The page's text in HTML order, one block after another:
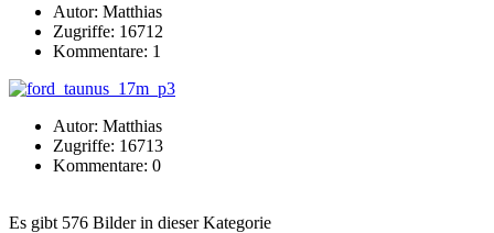
Autor: Matthias
Zugriffe: 16712
Kommentare: 1
Autor: Matthias
Zugriffe: 16713
Kommentare: 0
Es gibt 576 Bilder in dieser Kategorie